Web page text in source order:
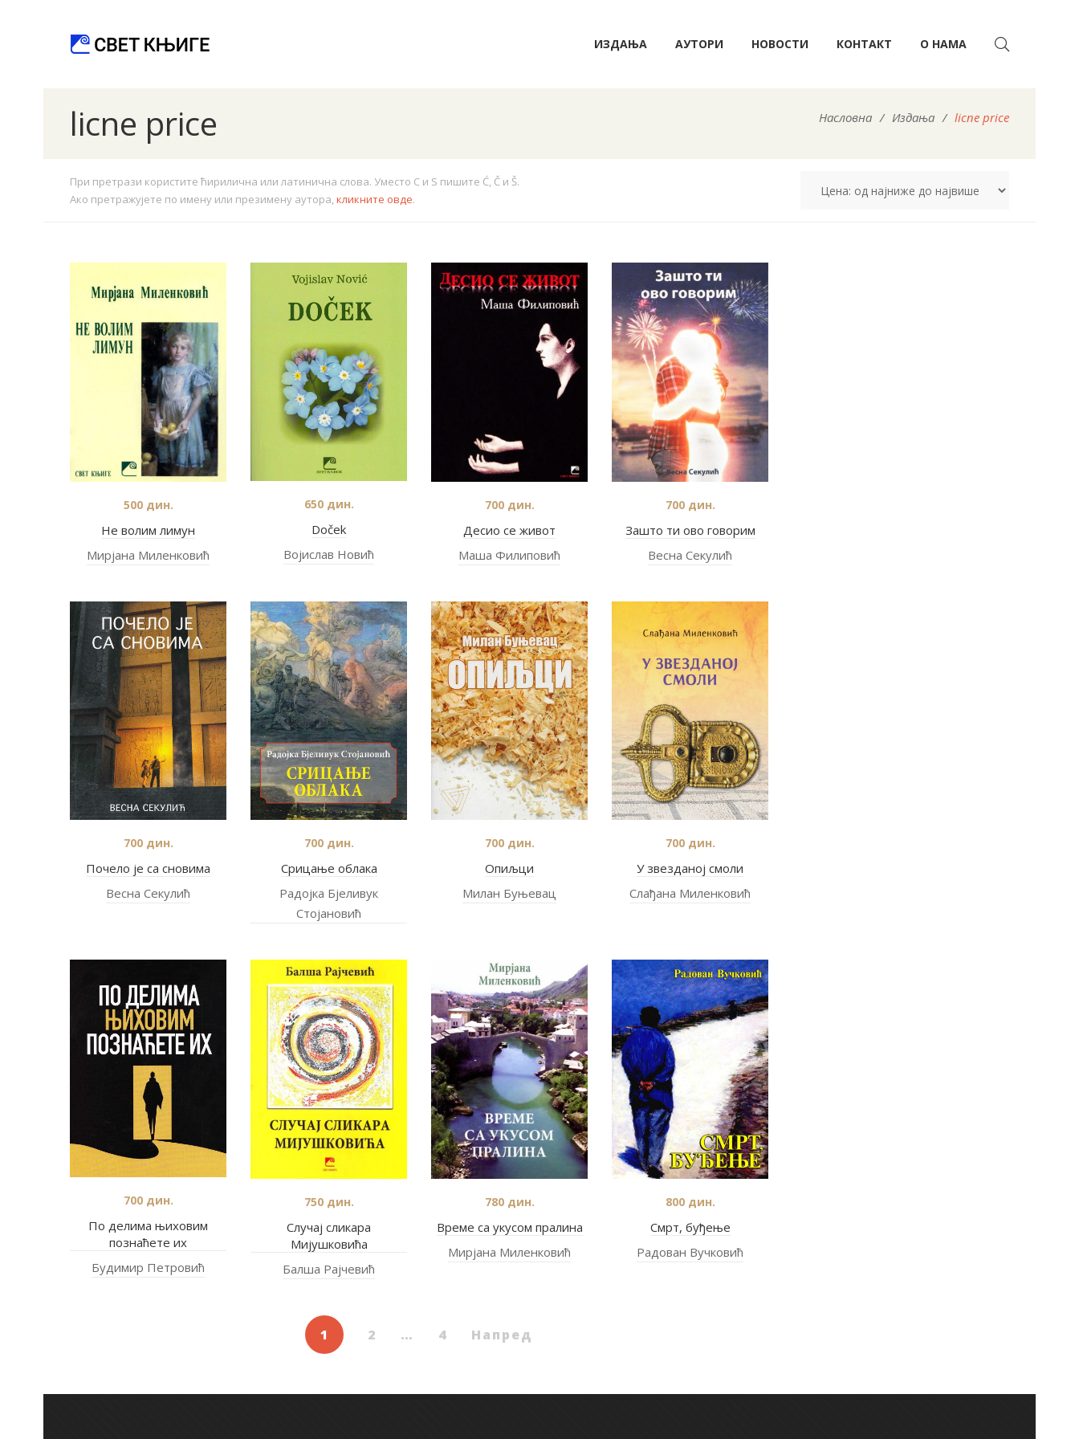
ИЗДАЊА АУТОРИ НОВОСТИ КОНТАКТ О НАМА
licne price Насловна / Издања / licne price
При претрази користите ћирилична или латинична слова. Уместо C и S пишите Ć, Č и Š.
Ако претражујете по имену или презимену аутора,кликните овде.
Не волим лимун
500дин.
Мирјана Миленковић
Doček
650дин.
Војислав Новић
Десио се живот
700дин.
Маша Филиповић
Зашто ти ово говорим
700дин.
Весна Секулић
Почело је са сновима
700дин.
Весна Секулић
Срицање облака
700дин.
Радојка Бјеливук
Стојановић
Опиљци
700дин.
Милан Буњевац
У звезданој смоли
700дин.
Слађана Миленковић
По делима њиховим
познаћете их
700дин.
Будимир Петровић
Случај сликара
Мијушковића
750дин.
Балша Рајчевић
Време са укусом пралина
780дин.
Мирјана Миленковић
Смрт, буђење
800дин.
Радован Вучковић
1 2 … 4 Напред